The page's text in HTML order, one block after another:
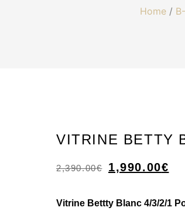
Home /
VITRINE BETTY
2,390.00€ 1,990.00€
Vitrine Bettty Blanc 4/3/2/1